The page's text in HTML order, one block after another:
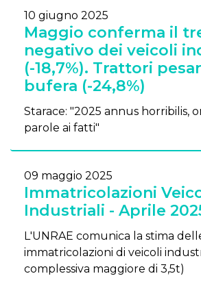
10 giugno 2025
Maggio conferma il
negativo dei veicoli
(-18,7%). Trattori
bufera (-24,8%)
Starace: "2025 annus horribilis,
parole ai fatti"
09 maggio 2025
Immatricolazioni
Industriali - Aprile
L'UNRAE comunica la stima
immatricolazioni di veicoli
complessiva maggiore di 3,5t)